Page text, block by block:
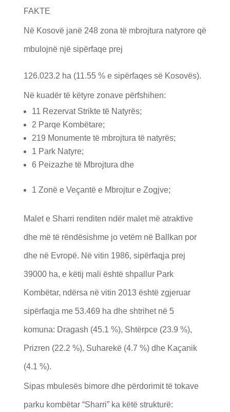
FAKTE
Në Kosovë janë 248 zona të mbrojtura natyrore që
mbulojnë një sipërfaqe prej
126.023.2 ha (11.55 % e sipërfaqes së Kosovës).
Në kuadër të këtyre zonave përfshihen:
11 Rezervat Strikte të Natyrës;
2 Parqe Kombëtare;
219 Monumente të mbrojtura të natyrës;
1 Park Natyre;
6 Peizazhe të Mbrojtura dhe
1 Zonë e Veçantë e Mbrojtur e Zogjve;
Malet e Sharri renditen ndër malet më atraktive
dhe më të rëndësishme jo vetëm në Ballkan por
dhe në Evropë. Në vitin 1986, sipërfaqja prej
39000 ha, e këtij mali është shpallur Park
Kombëtar, ndërsa në vitin 2013 është zgjeruar
sipërfaqja me 53.469 ha dhe shtrihet në 5
komuna: Dragash (45.1 %), Shtërpce (23.9 %),
Prizren (22.2 %), Suharekë (4.7 %) dhe Kaçanik
(4.1 %).
Sipas mbulesës bimore dhe përdorimit të tokave
parku kombëtar “Sharri” ka këtë strukturë: